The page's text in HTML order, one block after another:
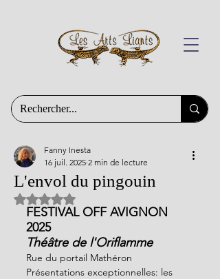
L'envol du pingouin
Fanny Inesta
16 juil. 2025 2 min de lecture
Noté NaN étoiles sur 5.
FESTIVAL OFF AVIGNON
2025
Théâtre de l'Oriflamme
Rue du portail Mathéron
Présentations exceptionnelles: les